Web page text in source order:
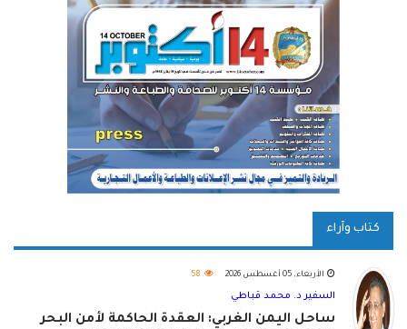
كتاب وآراء
الأربعاء, 05 أغسطس 2026 58
السفير د. محمد قباطي
ساحل اليمن الغربي: العقدة الحاكمة لأمن البحر